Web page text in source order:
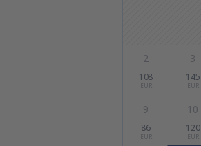
2
108
EUR
3
145
EUR
9
86
EUR
10
120
EUR